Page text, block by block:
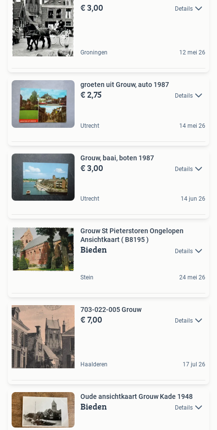
€ 3,00 Details
Groningen 12 mei 26
groeten uit Grouw, auto 1987
€ 2,75 Details
Utrecht 14 mei 26
Grouw, baai, boten 1987
€ 3,00 Details
Utrecht 14 jun 26
Grouw St Pieterstoren Ongelopen
Ansichtkaart ( B8195 )
Bieden Details
Stein 24 mei 26
703-022-005 Grouw
€ 7,00 Details
Haalderen 17 jul 26
Oude ansichtkaart Grouw Kade 1948
Bieden Details